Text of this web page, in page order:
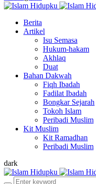
Berita
Artikel
Isu Semasa
Hukum-hakam
Akhlaq
Duat
Bahan Dakwah
Fiqh Ibadah
Fadilat Ibadah
Bongkar Sejarah
Tokoh Islam
Peribadi Muslim
Kit Muslim
Kit Ramadhan
Peribadi Muslim
dark